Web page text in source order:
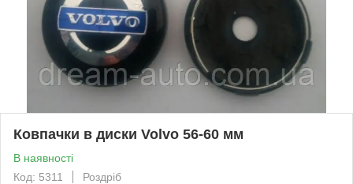
Ковпачки в диски Volvo 56-60 мм
В наявності
Код: 5311
Роздріб